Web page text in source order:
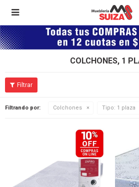

COLCHONES, 1
Filtrando por: Colchones Tipo: 1 plaza